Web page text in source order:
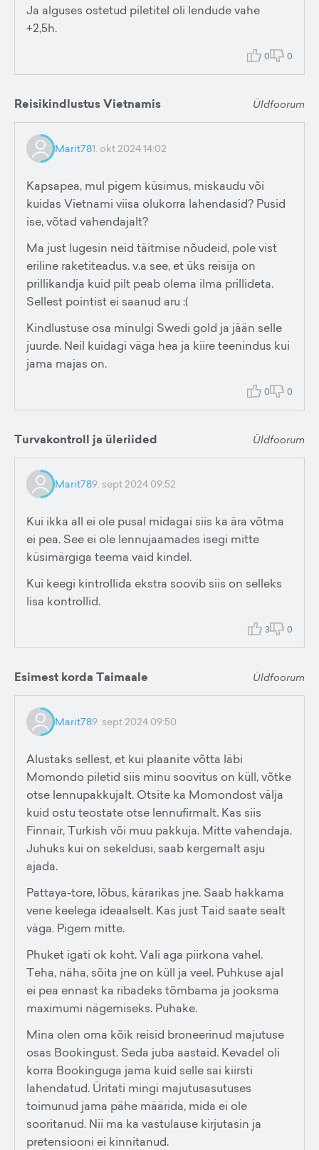
Ja alguses ostetud piletitel oli lendude vahe
+2,5h.
0 0
Reisikindlustus Vietnamis Üldfoorum
Marit781. okt 2024 14:02
Kapsapea, mul pigem küsimus, miskaudu või
kuidas Vietnami viisa olukorra lahendasid? Pusid
ise, võtad vahendajalt?
Ma just lugesin neid täitmise nõudeid, pole vist
eriline raketiteadus. v.a see, et üks reisija on
prillikandja kuid pilt peab olema ilma prillideta.
Sellest pointist ei saanud aru :(
Kindlustuse osa minulgi Swedi gold ja jään selle
juurde. Neil kuidagi väga hea ja kiire teenindus kui
jama majas on.
0 0
Turvakontroll ja üleriided Üldfoorum
Marit789. sept 2024 09:52
Kui ikka all ei ole pusal midagai siis ka ära võtma
ei pea. See ei ole lennujaamades isegi mitte
küsimärgiga teema vaid kindel.
Kui keegi kintrollida ekstra soovib siis on selleks
lisa kontrollid.
3 0
Esimest korda Taimaale Üldfoorum
Marit789. sept 2024 09:50
Alustaks sellest, et kui plaanite võtta läbi
Momondo piletid siis minu soovitus on küll, võtke
otse lennupakkujalt. Otsite ka Momondost välja
kuid ostu teostate otse lennufirmalt. Kas siis
Finnair, Turkish või muu pakkuja. Mitte vahendaja.
Juhuks kui on sekeldusi, saab kergemalt asju
ajada.
Pattaya-tore, lõbus, kärarikas jne. Saab hakkama
vene keelega ideaalselt. Kas just Taid saate sealt
väga. Pigem mitte.
Phuket igati ok koht. Vali aga piirkona vahel.
Teha, näha, sõita jne on küll ja veel. Puhkuse ajal
ei pea ennast ka ribadeks tõmbama ja jooksma
maximumi nägemiseks. Puhake.
Mina olen oma kõik reisid broneerinud majutuse
osas Bookingust. Seda juba aastaid. Kevadel oli
korra Bookinguga jama kuid selle sai kiirsti
lahendatud. Üritati mingi majutusasutuses
toimunud jama pähe määrida, mida ei ole
sooritanud. Nii ma ka vastulause kirjutasin ja
pretensiooni ei kinnitanud.